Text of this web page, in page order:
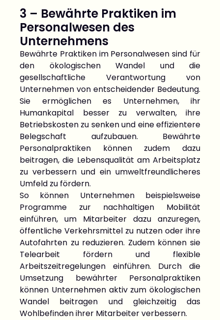
3 – Bewährte Praktiken im
Personalwesen des
Unternehmens
Bewährte Praktiken im Personalwesen sind für
den ökologischen Wandel und die
gesellschaftliche Verantwortung von
Unternehmen von entscheidender Bedeutung.
Sie ermöglichen es Unternehmen, ihr
Humankapital besser zu verwalten, ihre
Betriebskosten zu senken und eine effizientere
Belegschaft aufzubauen. Bewährte
Personalpraktiken können zudem dazu
beitragen, die Lebensqualität am Arbeitsplatz
zu verbessern und ein umweltfreundlicheres
Umfeld zu fördern.
So können Unternehmen beispielsweise
Programme zur nachhaltigen Mobilität
einführen, um Mitarbeiter dazu anzuregen,
öffentliche Verkehrsmittel zu nutzen oder ihre
Autofahrten zu reduzieren. Zudem können sie
Telearbeit fördern und flexible
Arbeitszeitregelungen einführen. Durch die
Umsetzung bewährter Personalpraktiken
können Unternehmen aktiv zum ökologischen
Wandel beitragen und gleichzeitig das
Wohlbefinden ihrer Mitarbeiter verbessern.